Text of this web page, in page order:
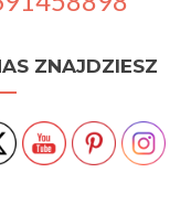
ZNAJDZIESZ